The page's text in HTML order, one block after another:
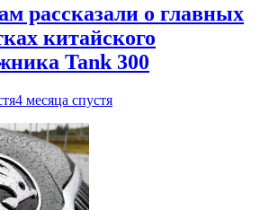
рассказали о главных
китайского
Tank 300
4 месяца спустя